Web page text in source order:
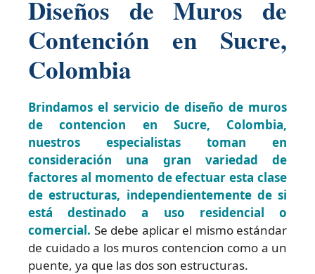
Diseños de Muros de
Contención en Sucre,
Colombia
Brindamos el servicio de diseño de muros
de contencion en Sucre, Colombia,
nuestros especialistas toman en
consideración una gran variedad de
factores al momento de efectuar esta clase
de estructuras, independientemente de si
está destinado a uso residencial o
comercial. Se debe aplicar el mismo estándar
de cuidado a los muros contencion como a un
puente, ya que las dos son estructuras.